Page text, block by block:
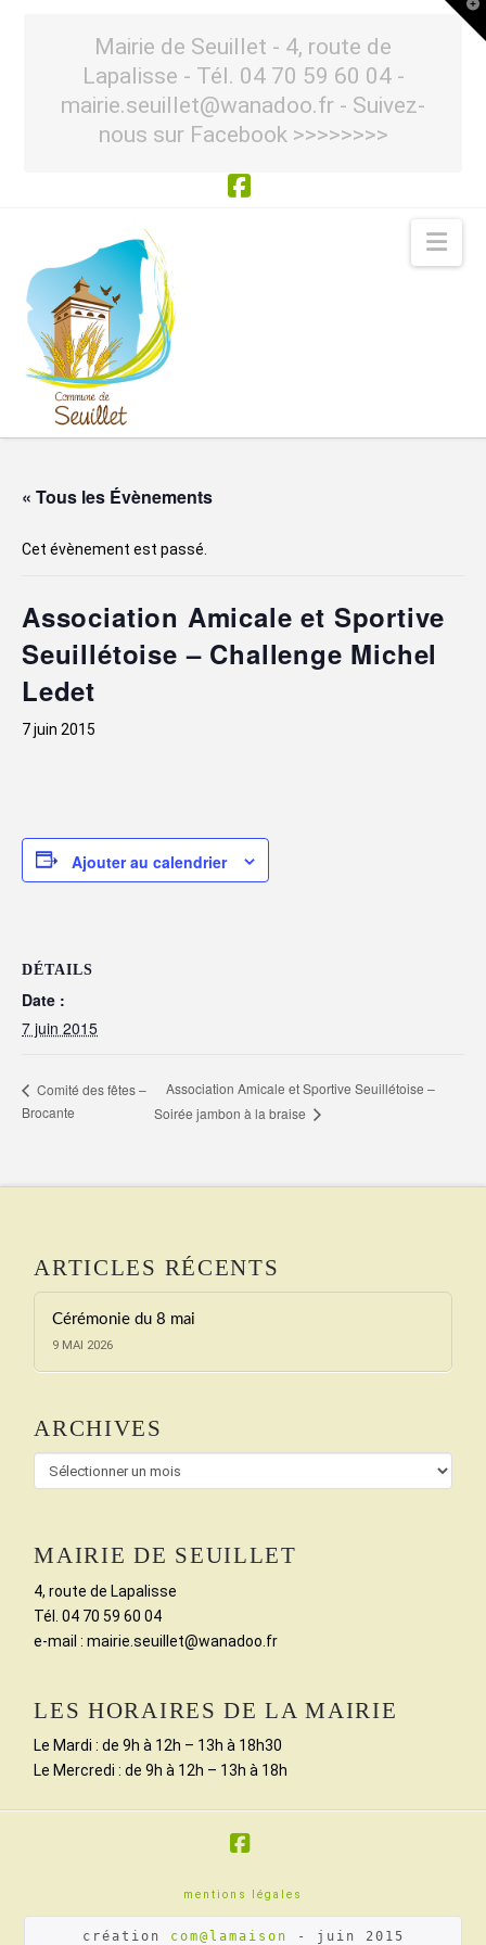
Mairie de Seuillet - 4, route de
Lapalisse - Tél. 04 70 59 60 04 -
mairie.seuillet@wanadoo.fr - Suivez-
nous sur Facebook >>>>>>>>
« Tous les Évènements
Cet évènement est passé.
Association Amicale et Sportive
Seuillétoise – Challenge Michel
Ledet
7 juin 2015
Ajouter au calendrier
DÉTAILS
Date :
7 juin 2015
Comité des fêtes –
Brocante
Association Amicale et Sportive Seuillétoise –
Soirée jambon à la braise
ARTICLES RÉCENTS
Cérémonie du 8 mai
9 MAI 2026
ARCHIVES
Archives
MAIRIE DE SEUILLET
4, route de Lapalisse
Tél. 04 70 59 60 04
e-mail : mairie.seuillet@wanadoo.fr
LES HORAIRES DE LA MAIRIE
Le Mardi : de 9h à 12h – 13h à 18h30
Le Mercredi : de 9h à 12h – 13h à 18h
mentions légales
création com@lamaison - juin 2015